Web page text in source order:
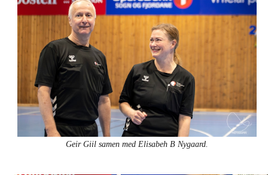
Geir Giil samen med Elisabeh B Nygaard.